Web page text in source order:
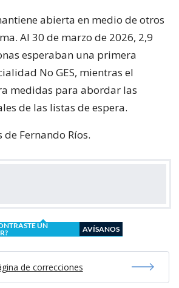
abierta en medio de otros
Al 30 de marzo de 2026, 2,9
esperaban una primera
No GES, mientras el
medidas para abordar las
de las listas de espera.
Fernando Ríos.
UN
AVÍSANOS
de correcciones